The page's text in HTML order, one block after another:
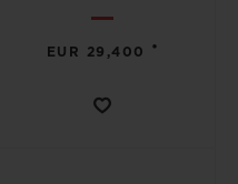
EUR 29,400 •